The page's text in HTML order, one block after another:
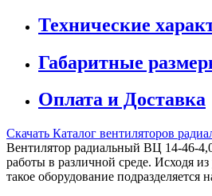
Технические
Габаритные
Оплата и Доставка
Скачать Каталог вентиляторов
Вентилятор радиальный ВЦ 14-46-
работы в различной среде. Исходя
такое оборудование подразделяется